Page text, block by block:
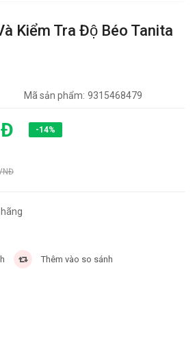
Kiểm Tra Độ Béo Tanita
Mã sản phẩm: 9315468479
-14%
Thêm vào so sánh